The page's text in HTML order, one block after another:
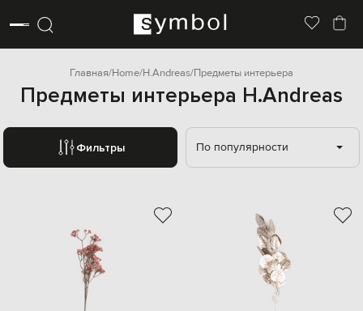
Главная Home H.Andreas Предметы интерьера
Предметы интерьера H.Andreas
Фильтры По популярности